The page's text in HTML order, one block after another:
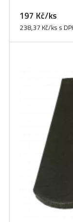
197 Kč/ks
238,37 Kč/ks s